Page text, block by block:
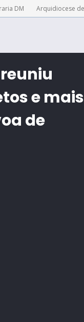
DM Arquidiocese
e mais
de